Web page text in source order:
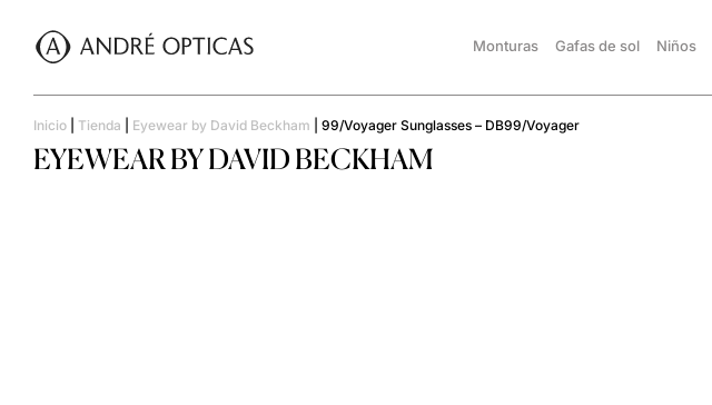
Monturas Gafas de sol Niños
Inicio Tienda Eyewear by David Beckham 99/Voyager Sunglasses – DB99/Voyager
EYEWEAR BY DAVID BECKHAM